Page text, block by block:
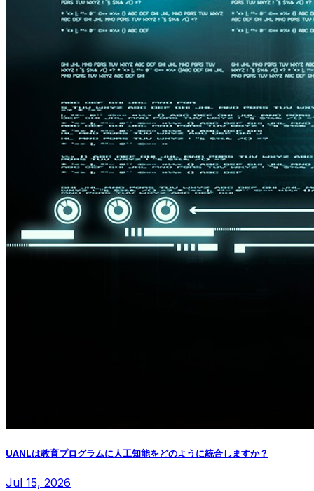
UANLは教育プログラムに人工知能をどのように統合しますか？
Jul 15, 2026